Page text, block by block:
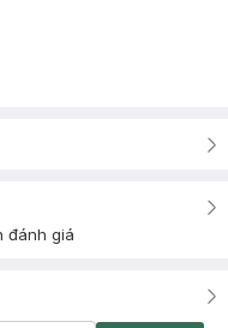
đánh giá